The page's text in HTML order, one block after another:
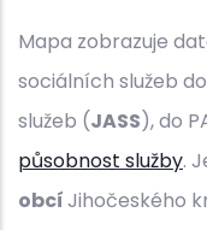
Mapa zobrazuje
sociálních služeb
služeb (JASS), do
působnost služby.
obcíJihočeského